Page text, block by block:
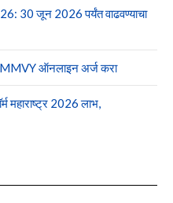
30 जून 2026 पर्यंत वाढवण्याचा
ऑनलाइन अर्ज करा
महाराष्ट्र 2026 लाभ,